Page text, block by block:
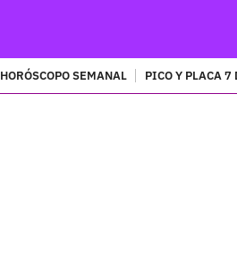
HORÓSCOPO SEMANAL PICO Y PLACA 7